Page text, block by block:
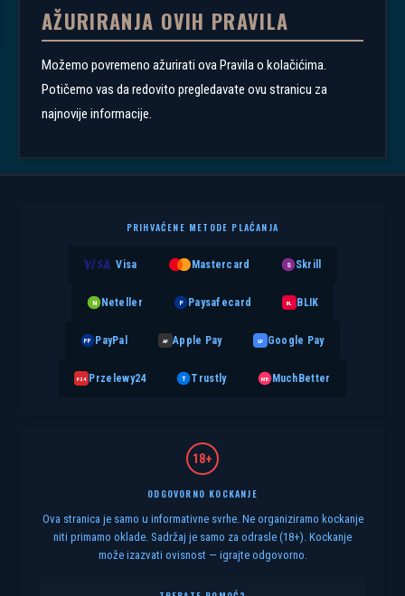
AŽURIRANJA OVIH PRAVILA
Možemo povremeno ažurirati ova Pravila o kolačićima.
Potičemo vas da redovito pregledavate ovu stranicu za
najnovije informacije.
PRIHVAĆENE METODE PLAĆANJA
Visa Mastercard S Skrill
N Neteller P Paysafecard BL BLIK
PP PayPal AP Apple Pay GP Google Pay
P24 Przelewy24 T Trustly MB MuchBetter
18+
ODGOVORNO KOCKANJE
Ova stranica je samo u informativne svrhe. Ne organiziramo kockanje
niti primamo oklade. Sadržaj je samo za odrasle (18+). Kockanje
može izazvati ovisnost — igrajte odgovorno.